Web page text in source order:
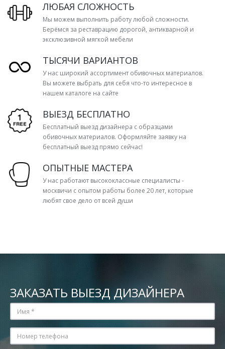
ЛЮБАЯ СЛОЖНОСТЬ
Мы можем выполнить работу любой сложности.
Берёмся за реставрацию дорогой, антикварной и
эксклюзивной мягкой мебели
ТЫСЯЧИ ВАРИАНТОВ
У нас широкий ассортимент обивочных материалов.
Вы можете выбрать для себя что-то интересное в
нашем каталоге на сайте
ВЫЕЗД БЕСПЛАТНО
Бесплатный выезд дизайнера с образцами
обивочных материалов. Оформляйте заявку на
бесплатный выезд прямо сейчас!
ОПЫТНЫЕ МАСТЕРА
У нас работают высококлассные специалисты -
москвичи с опытом работы более 20 лет, которые
любят свое дело от всей души
ЗАКАЗАТЬ ВЫЕЗД ДИЗАЙНЕРА